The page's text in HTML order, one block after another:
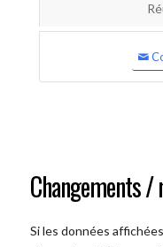
Changements
Si les données